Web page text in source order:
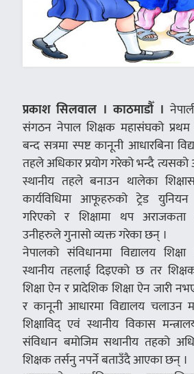
प्रकाश सिलवाल । काठमाडौँ ।
संगठन नेपाल शिक्षक महासंघको प्रथम
बन्द सत्रमा स्पष्ट कानूनी आधारबिना
तहले अधिकार प्रयोग गरेको भन्दै
स्थानीय तहले बनाउन थालेका
कार्यविधिमा आफूहरुको ट्रेड युनियन
गरिएको र शिक्षामा थप अराजकता
उनीहरुले गुनासो व्यक्त गरेका छन् ।
नेपालको संविधानमा विद्यालय
स्थानीय तहलाई दिइएको छ तर
शिक्षा ऐन र प्रादेशिक शिक्षा ऐन जारी
र कानूनी आधारमा विद्यालय चलाउन
शिक्षाविद् एवं स्थानीय विकास
संविधान बमोजिम सथानीय तहको
शिक्षक तर्सनु नपर्ने बताउँदै आएका छन् ।